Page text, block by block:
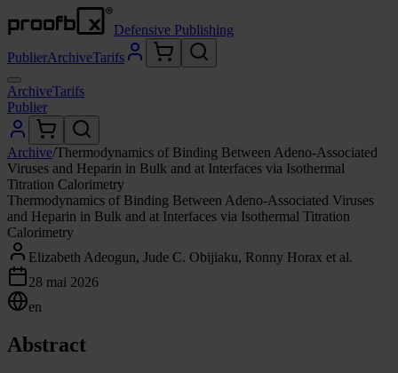
Defensive Publishing
PublierArchiveTarifs
ArchiveTarifs
Publier
Archive/Thermodynamics of Binding Between Adeno-Associated
Viruses and Heparin in Bulk and at Interfaces via Isothermal
Titration Calorimetry
Thermodynamics of Binding Between Adeno-Associated Viruses
and Heparin in Bulk and at Interfaces via Isothermal Titration
Calorimetry
Elizabeth Adeogun, Jude C. Obijiaku, Ronny Horax et al.
28 mai 2026
en
Abstract